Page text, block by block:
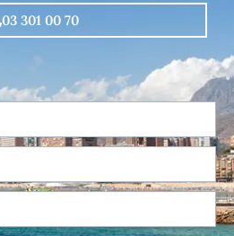
03 301 00 70